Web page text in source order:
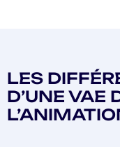
LES
D’UNE VAE